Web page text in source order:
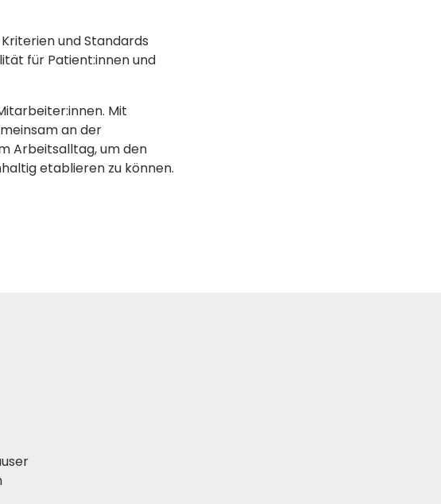
und Standards
für Patient:innen und
Mit
an der
Arbeitsalltag, um den
etablieren zu können.